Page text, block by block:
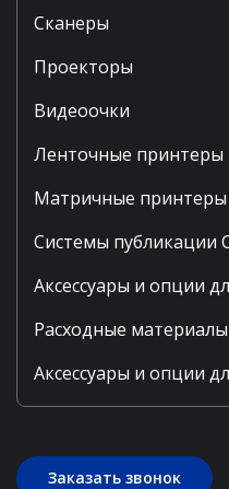
Сканеры
Проекторы
Видеоочки
Ленточные принтеры
Матричные принтеры
Системы публикации
Аксессуары и опции
Расходные
Аксессуары и опции
Заказать звонок